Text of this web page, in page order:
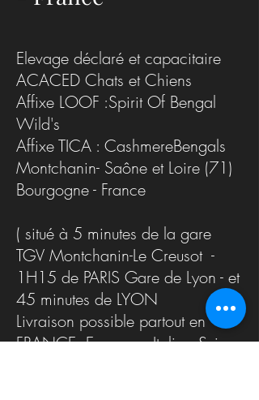
Elevage déclaré et capacitaire
ACACED Chats et Chiens
Affixe LOOF :Spirit Of Bengal
Wild's
Affixe TICA : CashmereBengals
Montchanin- Saône et Loire (71)
Bourgogne - France
( situé à 5 minutes de la gare
TGV Montchanin-Le Creusot -
1H15 de PARIS Gare de Lyon - et
45 minutes de LYON
Livraison possible partout en
FRANCE, Espagne, Italie , Suisse